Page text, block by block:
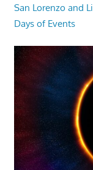
San Lorenzo and
Days of Events